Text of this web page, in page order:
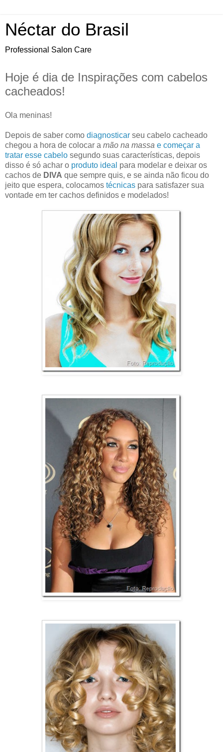
Néctar do Brasil
Professional Salon Care
Hoje é dia de Inspirações com cabelos
cacheados!
Ola meninas!
Depois de saber como diagnosticar seu cabelo cacheado
chegou a hora de colocar a mão na massa e começar a
tratar esse cabelo segundo suas características, depois
disso é só achar o produto ideal para modelar e deixar os
cachos de DIVA que sempre quis, e se ainda não ficou do
jeito que espera, colocamos técnicas para satisfazer sua
vontade em ter cachos definidos e modelados!